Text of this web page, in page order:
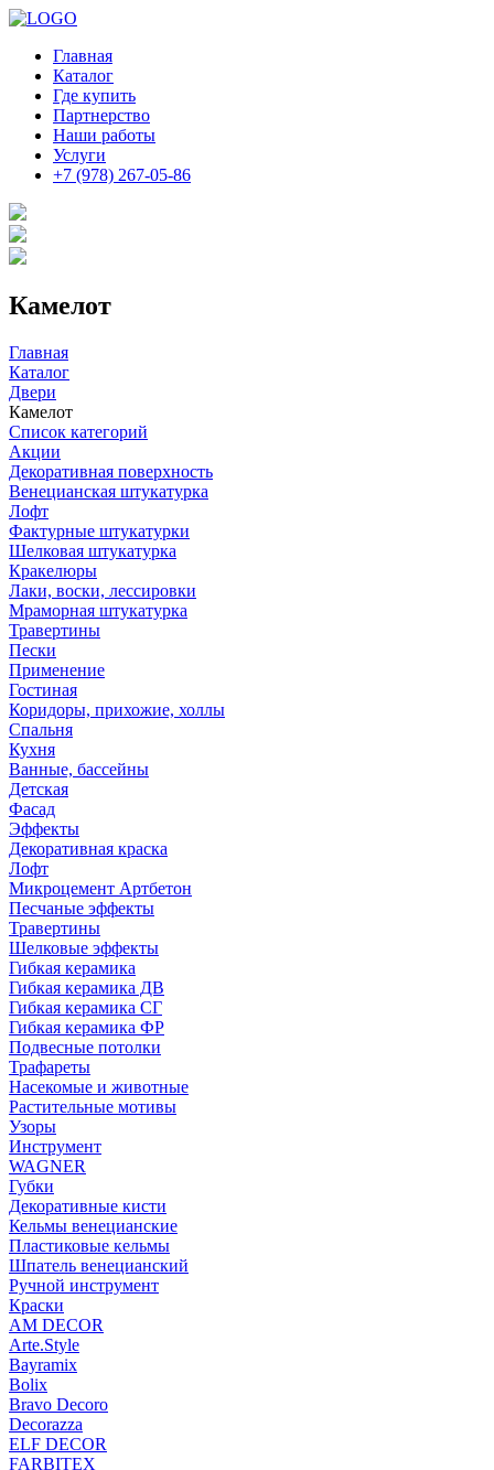
Главная
Каталог
Где купить
Партнерство
Наши работы
Услуги
+7 (978) 267-05-86
Камелот
Главная
Каталог
Двери
Камелот
Список категорий
Акции
Декоративная поверхность
Венецианская штукатурка
Лофт
Фактурные штукатурки
Шелковая штукатурка
Кракелюры
Лаки, воски, лессировки
Мраморная штукатурка
Травертины
Пески
Применение
Гостиная
Коридоры, прихожие, холлы
Спальня
Кухня
Ванные, бассейны
Детская
Фасад
Эффекты
Декоративная краска
Лофт
Микроцемент Артбетон
Песчаные эффекты
Травертины
Шелковые эффекты
Гибкая керамика
Гибкая керамика ДВ
Гибкая керамика СГ
Гибкая керамика ФР
Подвесные потолки
Трафареты
Насекомые и животные
Растительные мотивы
Узоры
Инструмент
WAGNER
Губки
Декоративные кисти
Кельмы венецианские
Пластиковые кельмы
Шпатель венецианский
Ручной инструмент
Краски
AM DECOR
Arte.Style
Bayramix
Bolix
Bravo Decoro
Decorazza
ELF DECOR
FARBITEX